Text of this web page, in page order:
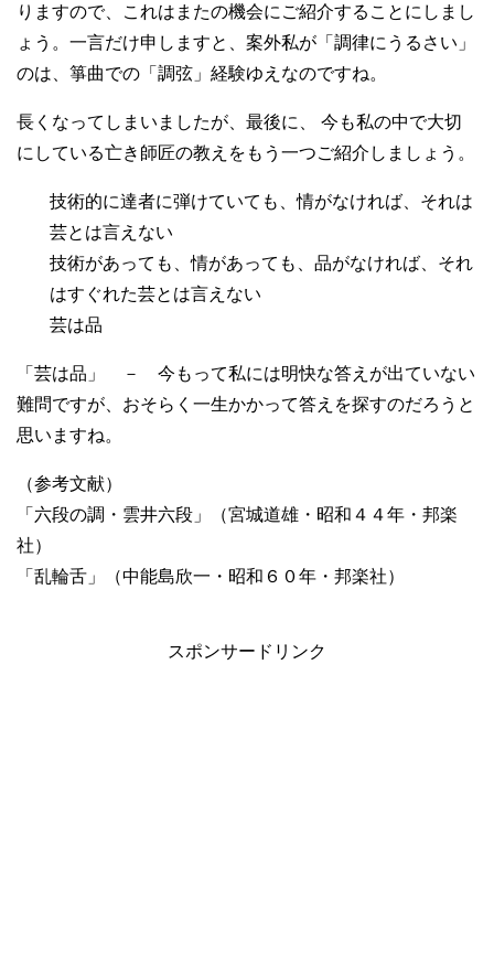
りますので、これはまたの機会にご紹介することにしまし
ょう。一言だけ申しますと、案外私が「調律にうるさい」
のは、箏曲での「調弦」経験ゆえなのですね。
長くなってしまいましたが、最後に、 今も私の中で大切
にしている亡き師匠の教えをもう一つご紹介しましょう。
技術的に達者に弾けていても、情がなければ、それは
芸とは言えない
技術があっても、情があっても、品がなければ、それ
はすぐれた芸とは言えない
芸は品
「芸は品」 － 今もって私には明快な答えが出ていない
難問ですが、おそらく一生かかって答えを探すのだろうと
思いますね。
（参考文献）
「六段の調・雲井六段」（宮城道雄・昭和４４年・邦楽
社）
「乱輪舌」（中能島欣一・昭和６０年・邦楽社）
スポンサードリンク